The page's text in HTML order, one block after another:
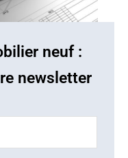
neuf :
newsletter